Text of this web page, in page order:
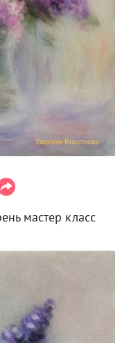
мастер класс